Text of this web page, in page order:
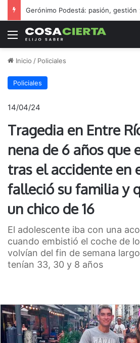
Menú
Inicio / Policiales
Policiales
14/04/24
Tragedia en Entre
nena de 6 años que
tras el accidente en
falleció su familia y
un chico de 16
El adolescente iba con una
cuando embistió el coche de
volvían del fin de semana
tenían 33, 30 y 8 años